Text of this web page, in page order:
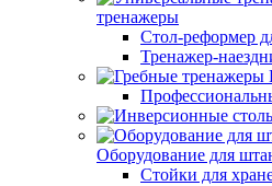
тренажеры
Стол-реформер
Тренажер-
Оборудование для
Стойки для